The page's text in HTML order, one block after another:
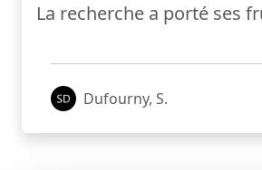
La recherche a porté ses
Dufourny, S.